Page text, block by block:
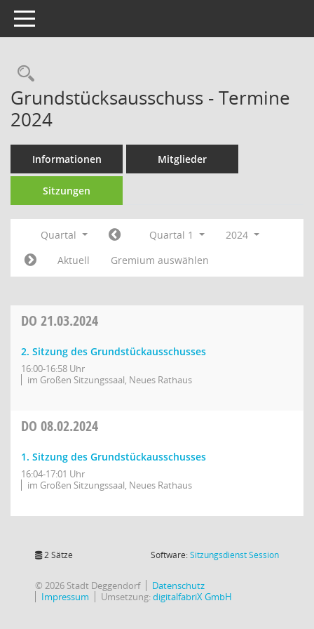
Toggle navigation
Rechercheauswahl
Grundstücksausschuss - Termine
2024
Informationen Mitglieder
Sitzungen
Quartal Quartal 1
2024
Aktuell
Gremium auswählen
DO 21.03.2024
2. Sitzung des Grundstückausschusses
16:00-16:58 Uhr
im Großen Sitzungssaal, Neues Rathaus
DO 08.02.2024
1. Sitzung des Grundstückausschusses
16:04-17:01 Uhr
im Großen Sitzungssaal, Neues Rathaus
2 Sätze Software:SitzungsdienstSession(Wird in
© 2026 Stadt Deggendorf
Datenschutz
Impressum
Umsetzung:digitalfabriX GmbH